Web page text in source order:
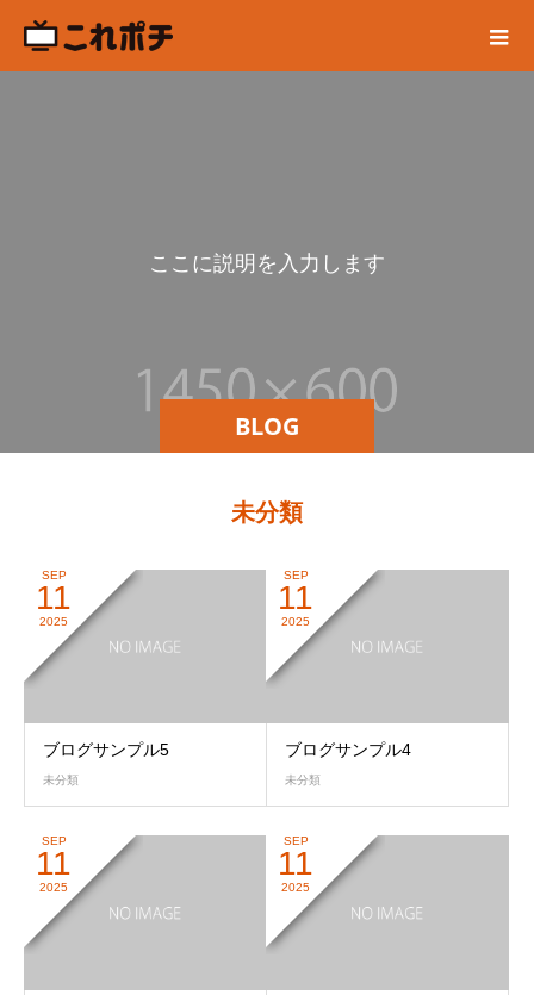
BLOG
ここに説明を入力し ます。
未分類
SEP
11
2025
ブログサンプル5
未分類
SEP
11
2025
ブログサンプル4
未分類
SEP
11
2025
SEP
11
2025